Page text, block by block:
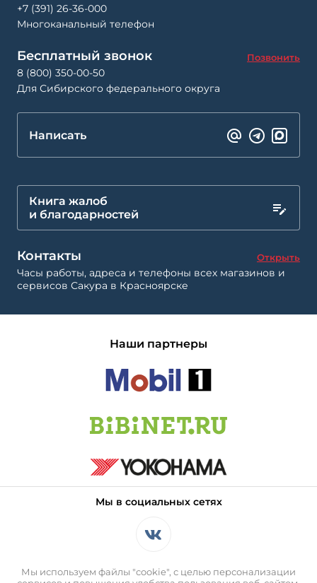
+7 (391) 26-36-000
Многоканальный телефон
Бесплатный звонок Позвонить
8 (800) 350-00-50
Для Сибирского федерального округа
Написать
Книга жалоб
и благодарностей
Контакты Открыть
Часы работы, адреса и телефоны всех магазинов и
сервисов Сакура в Красноярске
Наши партнеры
Мы в социальных сетях
Мы используем файлы "cookie", с целью персонализации